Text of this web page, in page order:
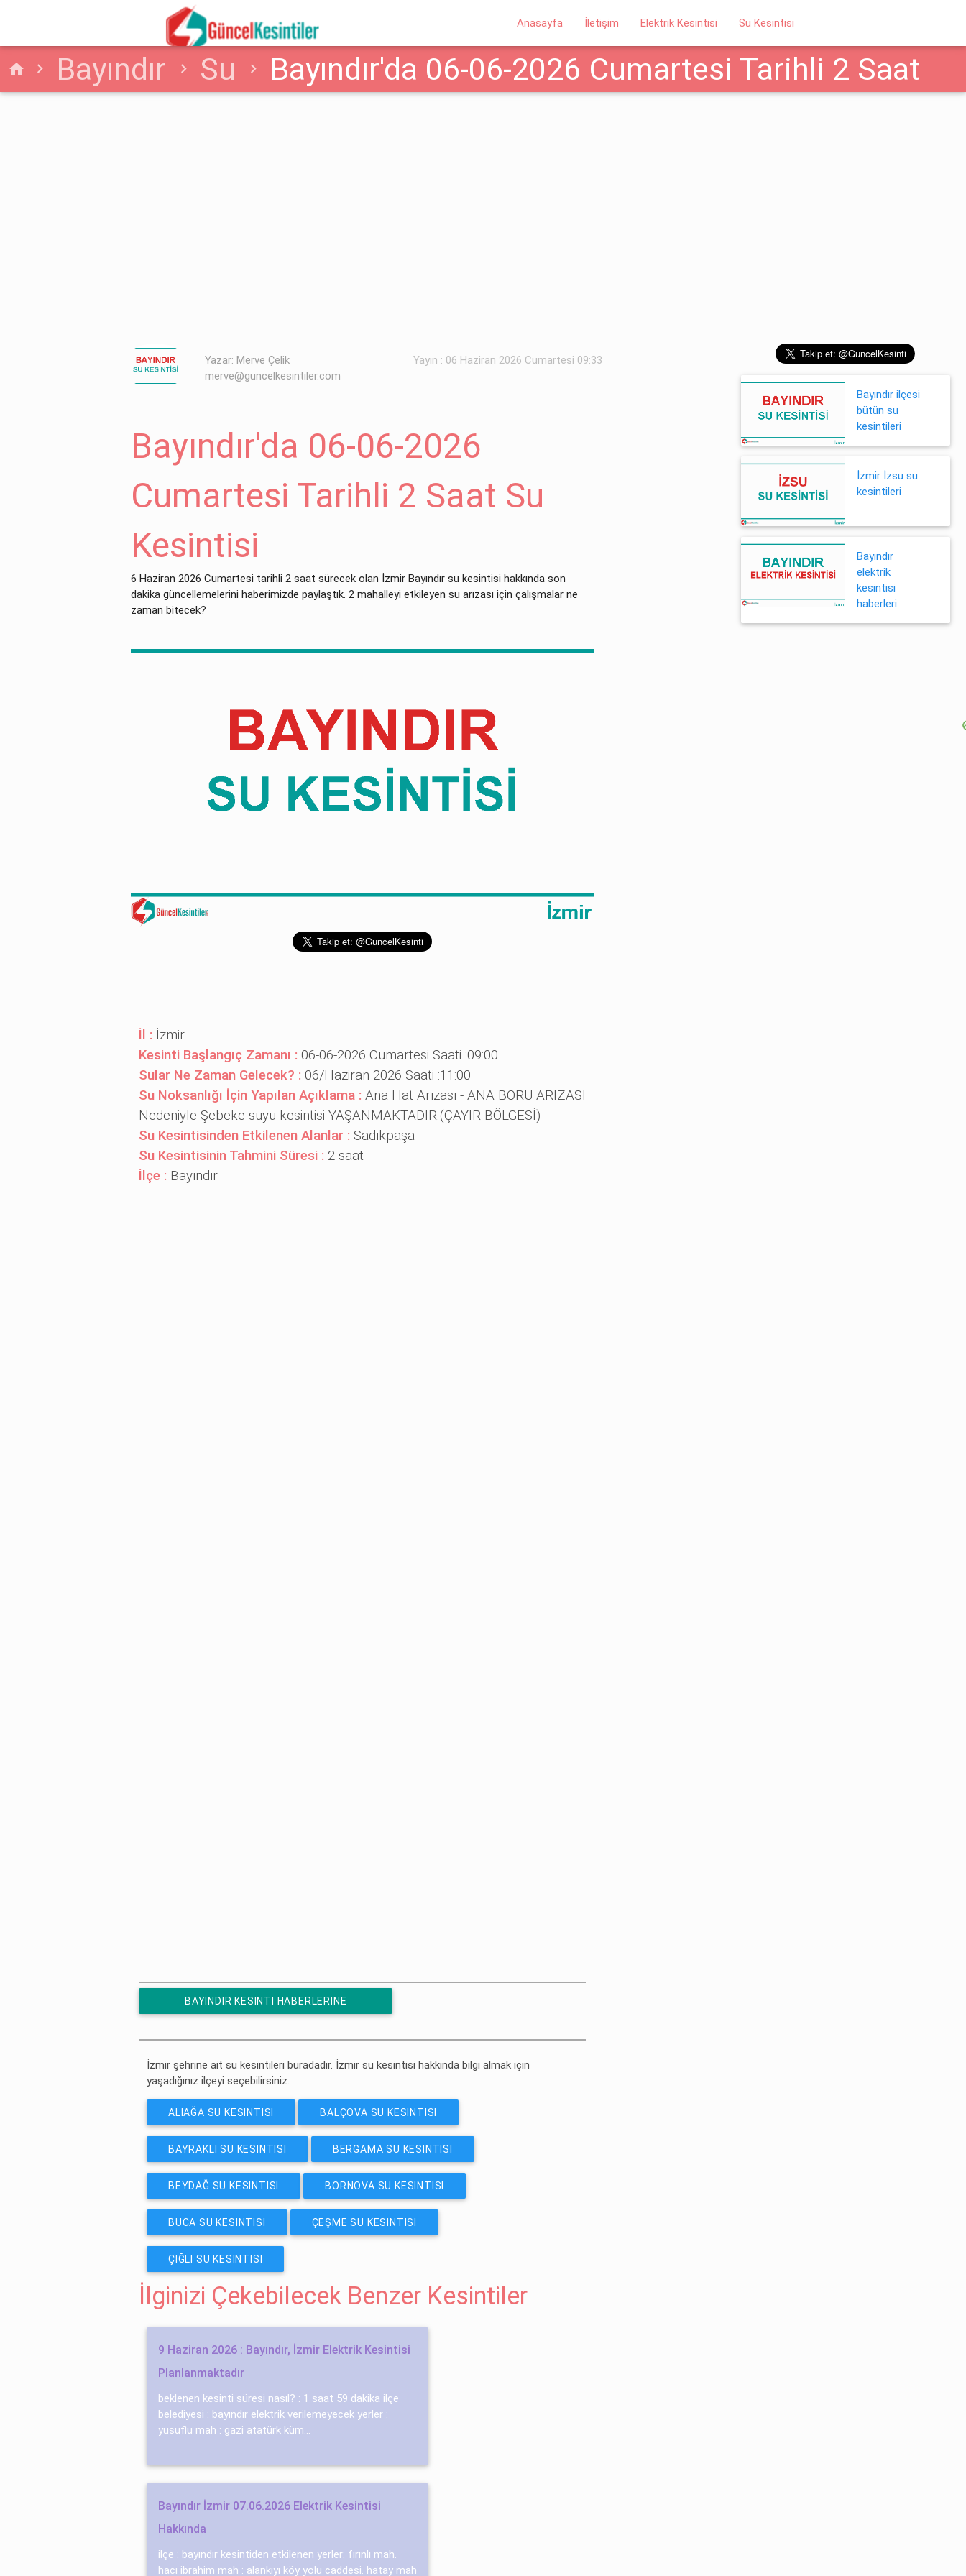
Anasayfa İletişim Elektrik Kesintisi Su Kesintisi
home Bayındır Su
Bayındır'da 06-06-2026 Cumartesi Tarihli 2 Saat
Yazar: Merve Çelik
merve@guncelkesintiler.com
Yayın : 06 Haziran 2026 Cumartesi 09:33
Bayındır'da 06-06-2026
Cumartesi Tarihli 2 Saat Su
Kesintisi
6 Haziran 2026 Cumartesi tarihli 2 saat sürecek olan İzmir Bayındır su kesintisi hakkında son
dakika güncellemelerini haberimizde paylaştık. 2 mahalleyi etkileyen su arızası için çalışmalar ne
zaman bitecek?
İl : İzmir
Kesinti Başlangıç Zamanı :
BAYINDIR KESINTI HABERLERINE
İzmir şehrine ait su kesintileri buradadır. İzmir su kesintisi hakkında bilgi almak için
yaşadığınız ilçeyi seçebilirsiniz.
ALIAĞA SU KESINTISI BALÇOVA SU KESINTISI
BAYRAKLI SU KESINTISI
BEYDAĞ SU KESINTISI BORNOVA SU KESINTISI
ÇIĞLI SU KESINTISI
İlginizi Çekebilecek Benzer Kesintiler
9 Haziran 2026 : Bayındır, İzmir Elektrik Kesintisi
Planlanmaktadır
beklenen kesinti süresi nasıl? : 1 saat 59 dakika ilçe
belediyesi : bayındır elektrik verilemeyecek yerler :
Bayındır ilçesi
bütün su
kesintileri
İzmir İzsu su
kesintileri
Bayındır
elektrik
kesintisi
haberleri